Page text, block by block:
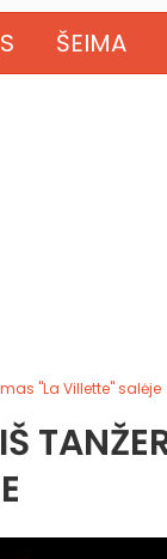
ŠEIMA
"La Villette" salėje